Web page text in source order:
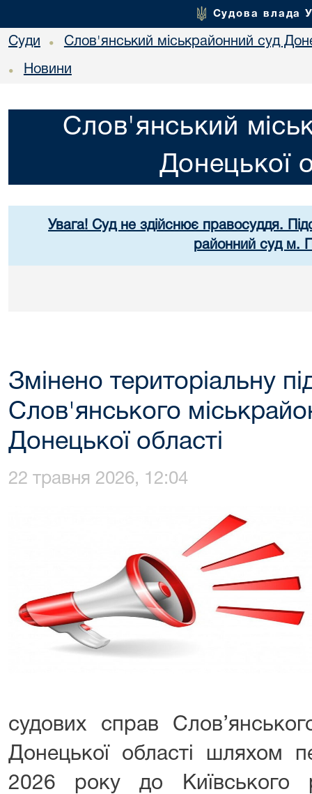
Судова влада
Суди • Слов'янський міськрайонний суд
• Новини
Слов'янський
Донецької
Увага! Суд не здійснює правосуддя.
районний суд м.
Змінено територіальну
Слов'янського
Донецької області
22 травня 2026, 12:04
судових справ
Донецької області шляхом
2026 року до Київського